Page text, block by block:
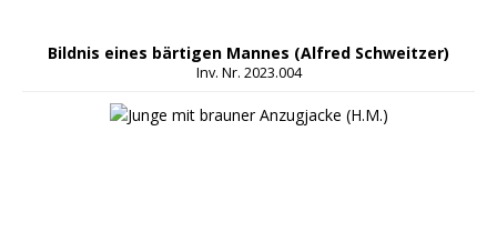
Bildnis eines bärtigen Mannes (Alfred Schweitzer)
Inv. Nr. 2023.004